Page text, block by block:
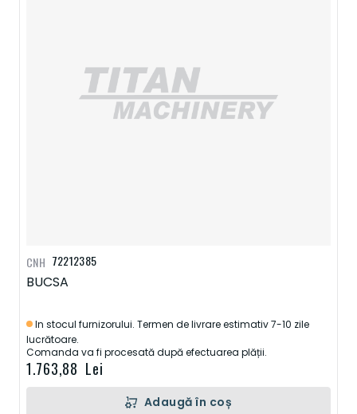
72212385
BUCSA
In stocul furnizorului. Termen de livrare estimativ 7-10 zile
lucrătoare.
Comanda va fi procesată după efectuarea plății.
1.763,88 Lei
CNH
Adaugă în coș